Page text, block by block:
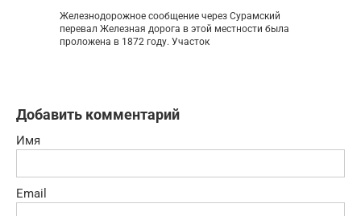
Железнодорожное сообщение через Сурамский
перевал Железная дорога в этой местности была
проложена в 1872 году. Участок
Добавить комментарий
Имя
Email